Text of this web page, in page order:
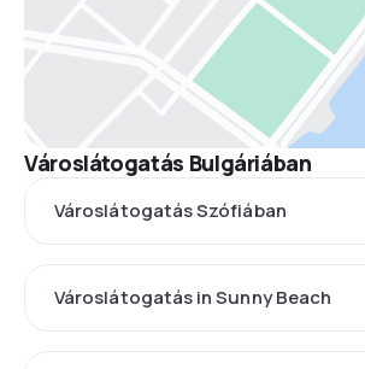
Városlátogatás Bulgáriában
Városlátogatás Szófiában
Városlátogatás in Sunny Beach